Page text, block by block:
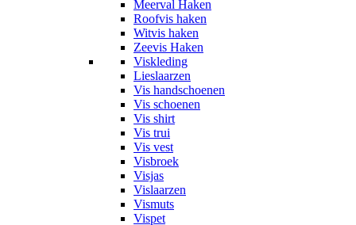
Meerval Haken
Roofvis haken
Witvis haken
Zeevis Haken
Viskleding
Lieslaarzen
Vis handschoenen
Vis schoenen
Vis shirt
Vis trui
Vis vest
Visbroek
Visjas
Vislaarzen
Vismuts
Vispet